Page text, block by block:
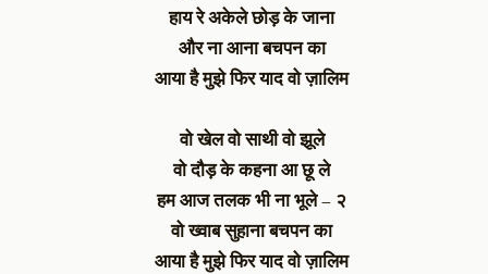
हाय रे अकेले छोड़ के जाना
और ना आना बचपन का
आया है मुझे फिर याद वो ज़ालिम
वो खेल वो साथी वो झूले
वो दौड़ के कहना आ छू ले
हम आज तलक भी ना भूले – २
वो ख्वाब सुहाना बचपन का
आया है मुझे फिर याद वो ज़ालिम